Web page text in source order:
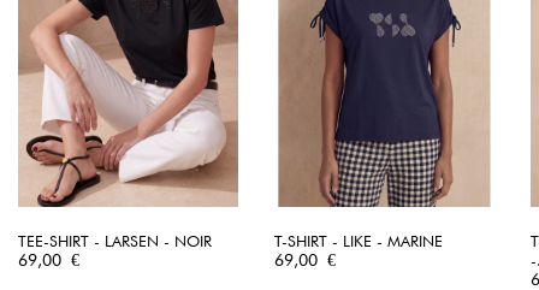
TEE-SHIRT - LARSEN - NOIR
Prix
69,00 €
T-SHIRT - LIKE - MARINE
Prix
69,00 €